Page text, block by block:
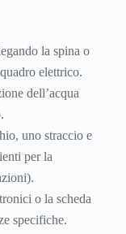
la spina o
elettrico.
dell’acqua
uno straccio e
per la
o la scheda
specifiche.